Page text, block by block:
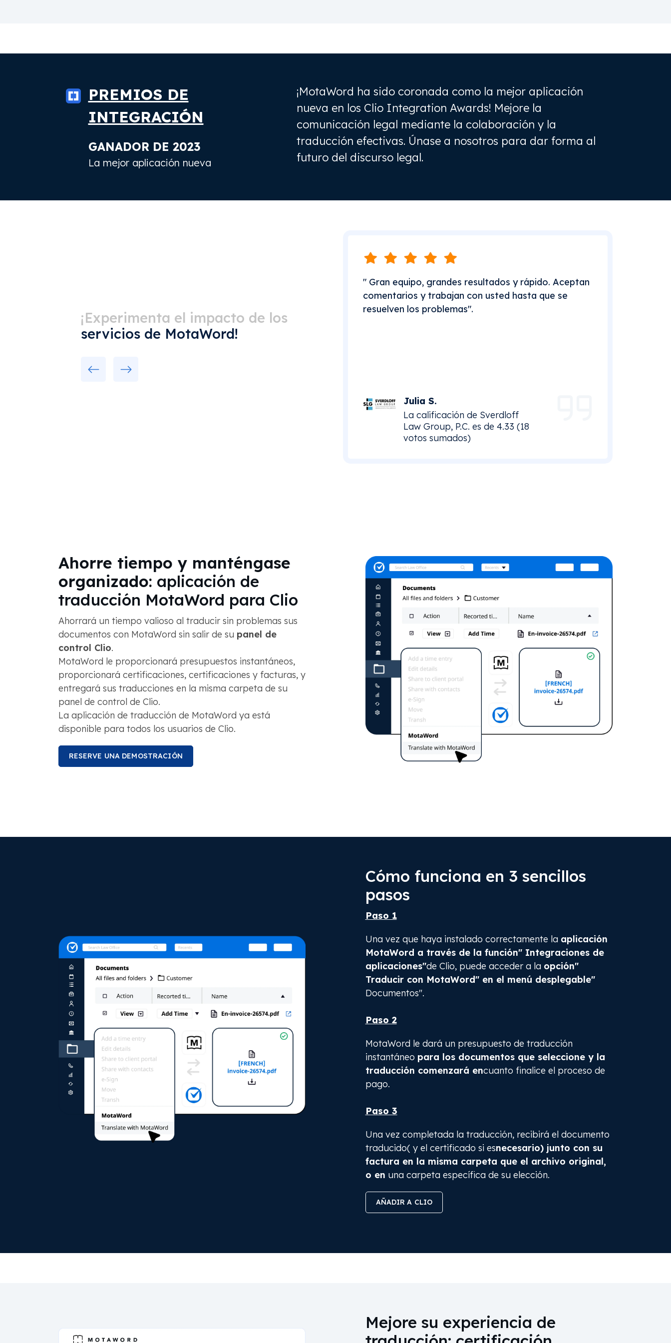
PREMIOS DE
INTEGRACIÓN
GANADOR DE 2023
La mejor aplicación nueva
¡MotaWord ha sido coronada como la mejor aplicación
nueva en los Clio Integration Awards! Mejore la
comunicación legal mediante la colaboración y la
traducción efectivas. Únase a nosotros para dar forma al
futuro del discurso legal.
¡Experimenta el impacto de los
servicios de MotaWord!
" Gran equipo, grandes resultados y rápido. Aceptan
comentarios y trabajan con usted hasta que se
resuelven los problemas".
Julia S.
La calificación de Sverdloff
Law Group, P.C. es de 4.33 (18
votos sumados)
Ahorre tiempo y manténgase
organizado: aplicación de
traducción MotaWord para Clio
Ahorrará un tiempo valioso al traducir sin problemas sus
documentos con MotaWord sin salir de su panel de
control Clio.
MotaWord le proporcionará presupuestos instantáneos,
proporcionará certificaciones, certificaciones y facturas, y
entregará sus traducciones en la misma carpeta de su
panel de control de Clio.
La aplicación de traducción de MotaWord ya está
disponible para todos los usuarios de Clio.
RESERVE UNA DEMOSTRACIÓN
Cómo funciona en 3 sencillos
pasos
Paso 1
Una vez que haya instalado correctamente la aplicación
MotaWord a través de la función" Integraciones de
aplicaciones"de Clio, puede acceder a la opción"
Traducir con MotaWord" en el menú desplegable"
Documentos".
Paso 2
MotaWord le dará un presupuesto de traducción
instantáneo para los documentos que seleccione y la
traducción comenzará encuanto finalice el proceso de
pago.
Paso 3
Una vez completada la traducción, recibirá el documento
traducido( y el certificado si esnecesario) junto con su
factura en la misma carpeta que el archivo original,
o en una carpeta específica de su elección.
AÑADIR A CLIO
Mejore su experiencia de